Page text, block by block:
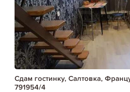
Сдам гостинку, Салтовка,
791954/4